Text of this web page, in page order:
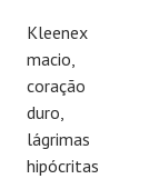
Kleenex
macio,
coração
duro,
lágrimas
hipócritas